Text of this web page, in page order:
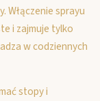
sprayu
i zajmuje tylko
w codziennych
stopy i